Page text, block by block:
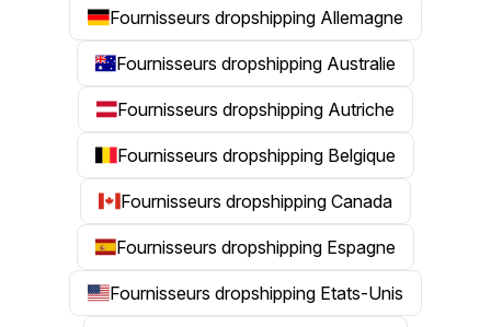
Fournisseurs dropshipping Allemagne
Fournisseurs dropshipping Australie
Fournisseurs dropshipping Autriche
Fournisseurs dropshipping Belgique
Fournisseurs dropshipping Canada
Fournisseurs dropshipping Espagne
Fournisseurs dropshipping Etats-Unis